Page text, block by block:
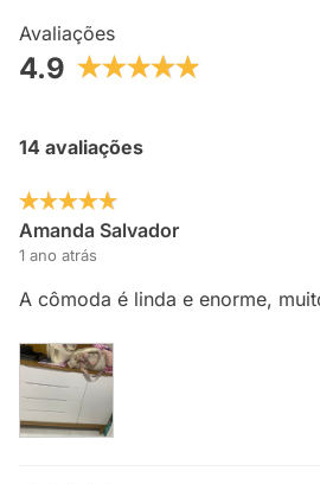
Avaliações
4.9
14 avaliações
Amanda Salvador
1 ano atrás
A cômoda é linda e enorme,